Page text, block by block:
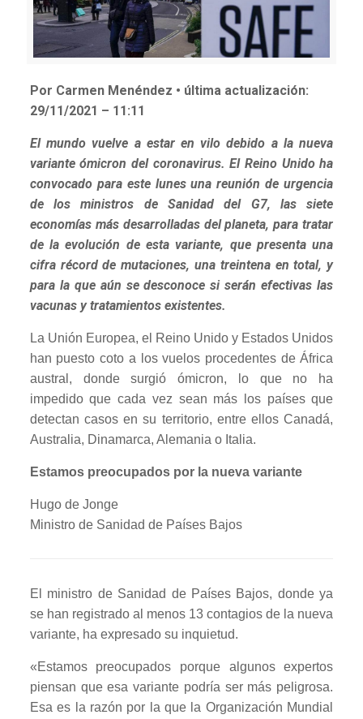
Por Carmen Menéndez • última actualización:
29/11/2021 – 11:11
El mundo vuelve a estar en vilo debido a la nueva
variante ómicron del coronavirus. El Reino Unido ha
convocado para este lunes una reunión de urgencia
de los ministros de Sanidad del G7, las siete
economías más desarrolladas del planeta, para tratar
de la evolución de esta variante, que presenta una
cifra récord de mutaciones, una treintena en total, y
para la que aún se desconoce si serán efectivas las
vacunas y tratamientos existentes.
La Unión Europea, el Reino Unido y Estados Unidos
han puesto coto a los vuelos procedentes de África
austral, donde surgió ómicron, lo que no ha
impedido que cada vez sean más los países que
detectan casos en su territorio, entre ellos Canadá,
Australia, Dinamarca, Alemania o Italia.
Estamos preocupados por la nueva variante
Hugo de Jonge
Ministro de Sanidad de Países Bajos
El ministro de Sanidad de Países Bajos, donde ya
se han registrado al menos 13 contagios de la nueva
variante, ha expresado su inquietud.
«Estamos preocupados porque algunos expertos
piensan que esa variante podría ser más peligrosa.
Esa es la razón por la que la Organización Mundial